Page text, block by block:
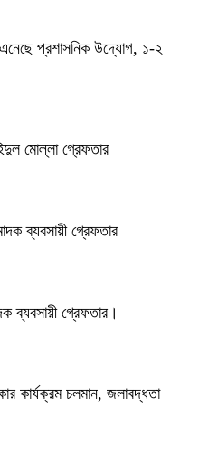
প্রশাসনিক উদ্যোগ, ১-২
মোল্লা গ্রেফতার
ব্যবসায়ী গ্রেফতার
ব্যবসায়ী গ্রেফতার।
কার্যক্রম চলমান, জলাবদ্ধতা